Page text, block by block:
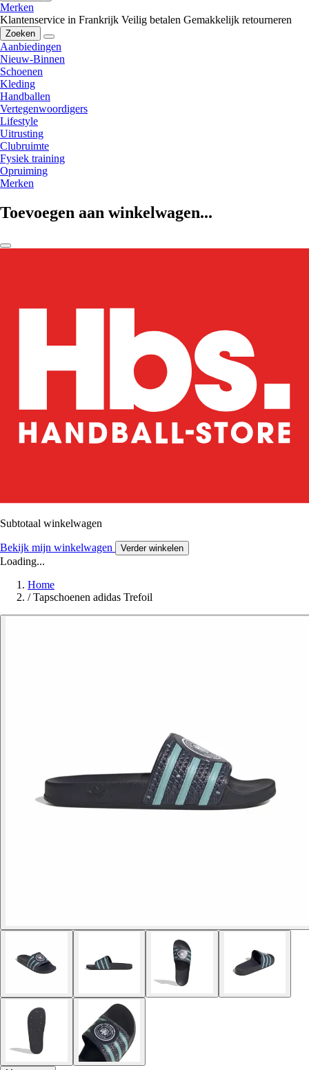
Merken
Klantenservice in Frankrijk Veilig betalen Gemakkelijk retourneren
Zoeken
Aanbiedingen
Nieuw-Binnen
Schoenen
Kleding
Handballen
Vertegenwoordigers
Lifestyle
Uitrusting
Clubruimte
Fysiek training
Opruiming
Merken
Toevoegen aan winkelwagen...
Subtotaal winkelwagen
Bekijk mijn winkelwagen Verder winkelen
Loading...
Home
/ Tapschoenen adidas Trefoil